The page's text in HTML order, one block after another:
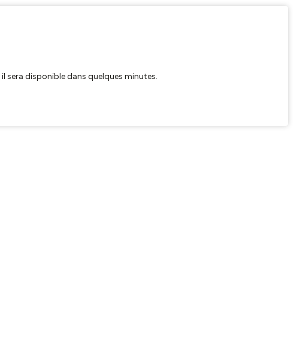
sera disponible dans quelques minutes.